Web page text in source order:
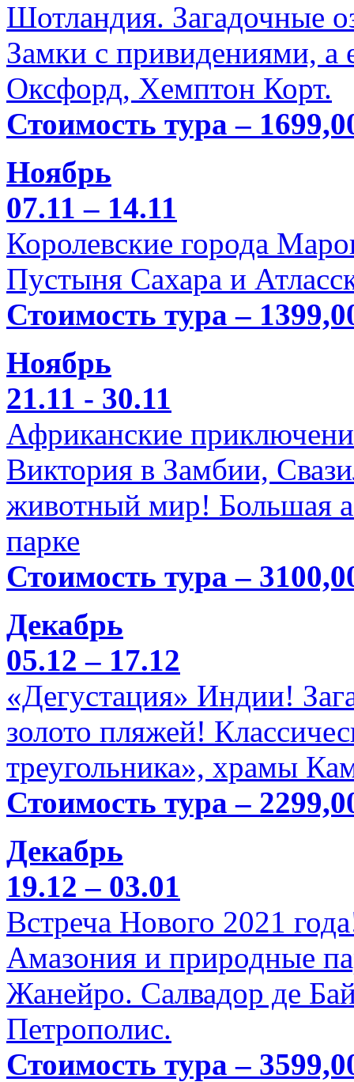
Шотландия. Загадочные
Замки с привидениями,
Оксфорд, Хемптон Корт.
Стоимость тура –
Ноябрь
07.11 – 14.11
Королевские города
Пустыня Сахара и
Стоимость тура –
Ноябрь
21.11 - 30.11
Африканские
Виктория в Замбии,
животный мир! Большая
парке
Стоимость тура –
Декабрь
05.12 – 17.12
«Дегустация» Индии!
золото пляжей!
треугольника», храмы
Стоимость тура –
Декабрь
19.12 – 03.01
Встреча Нового 2021
Амазония и природные
Жанейро. Салвадор де
Петрополис.
Стоимость тура –